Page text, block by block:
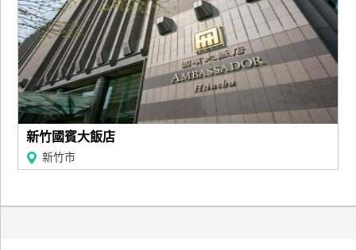
新竹國賓大飯店
新竹市